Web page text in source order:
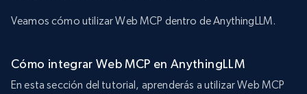
Veamos cómo utilizar Web MCP dentro de AnythingLLM.
Cómo integrar Web MCP en AnythingLLM
En esta sección del tutorial, aprenderás a utilizar Web MCP